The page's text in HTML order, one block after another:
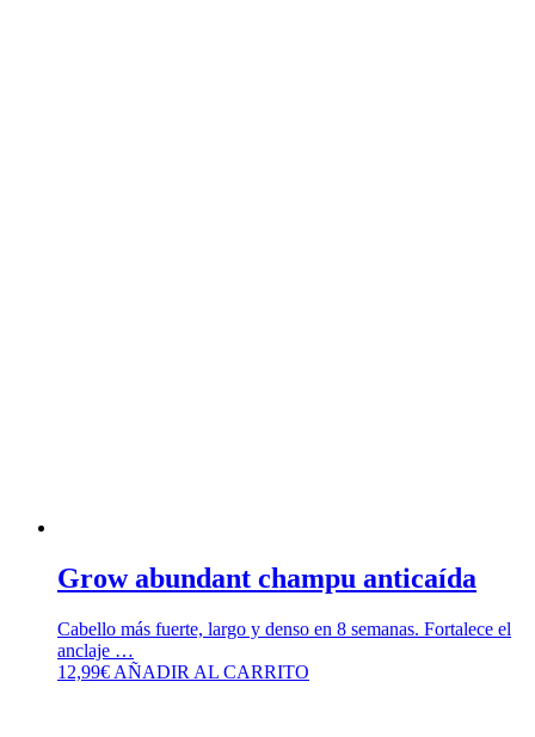
Grow abundant champu anticaída
Cabello más fuerte, largo y denso en 8 semanas. Fortalece el
anclaje …
12,99€ AÑADIR AL CARRITO